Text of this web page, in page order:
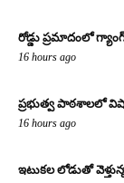
రోడ్డు ప్రమాదంలో
16 hours ago
ప్రభుత్వ పాఠశాలలో
16 hours ago
ఇటుకల లోడుతో